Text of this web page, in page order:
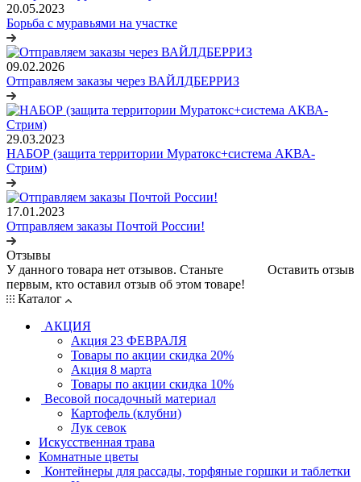
20.05.2023
Борьба с муравьями на участке
09.02.2026
Отправляем заказы через ВАЙЛДБЕРРИЗ
29.03.2023
НАБОР (защита территории Муратокс+система АКВА-
Стрим)
17.01.2023
Отправляем заказы Почтой России!
Отзывы
Оставить отзыв
У данного товара нет отзывов. Станьте
первым, кто оставил отзыв об этом товаре!
Каталог
АКЦИЯ
Акция 23 ФЕВРАЛЯ
Товары по акции скидка 20%
Акция 8 марта
Товары по акции скидка 10%
Весовой посадочный материал
Картофель (клубни)
Лук севок
Искусственная трава
Комнатные цветы
Контейнеры для рассады, торфяные горшки и таблетки